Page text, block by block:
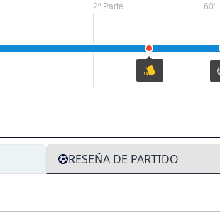
2º Parte 60'
RESEÑA DE PARTIDO